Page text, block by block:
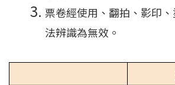
票卷經使用、翻拍、影印
法辨識為無效。